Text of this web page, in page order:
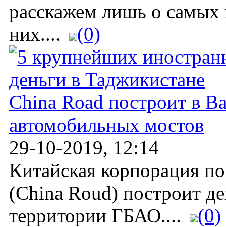
расскажем лишь о
них....
(0)
China Road построит в
автомобильных мостов
29-10-2019, 12:14
Китайская корпорация
(China Roud) построит
территории ГБАО....
(0)